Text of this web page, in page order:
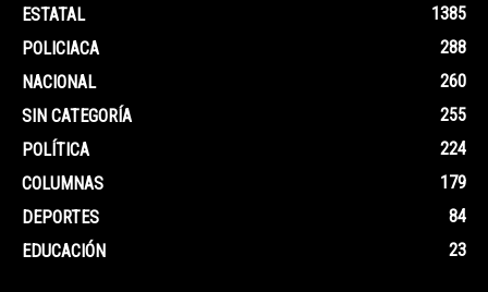
ESTATAL
1385
POLICIACA
288
NACIONAL
260
SIN CATEGORÍA
255
POLÍTICA
224
COLUMNAS
179
DEPORTES
84
EDUCACIÓN
23